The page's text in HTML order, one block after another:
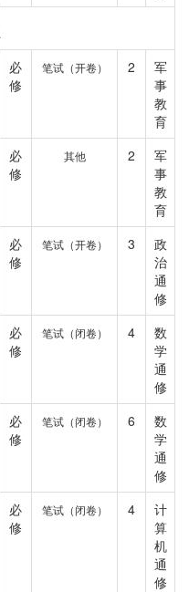
必
修
笔试（开卷） 2
军
事
教
育
必
修
其他 2
军
事
教
育
必
修
笔试（开卷） 3
政
治
通
修
必
修
笔试（闭卷） 4
数
学
通
修
必
修
笔试（闭卷） 6
数
学
通
修
必
修
笔试（闭卷） 4
计
算
机
通
修